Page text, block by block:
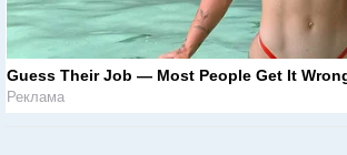
Guess Their Job — Most People Get It
Реклама